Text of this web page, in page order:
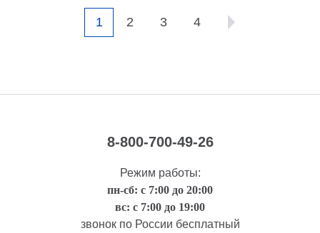
1 2 3 4
8-800-700-49-26
Режим работы:
пн-сб: с 7:00 до 20:00
вс: с 7:00 до 19:00
звонок по России бесплатный